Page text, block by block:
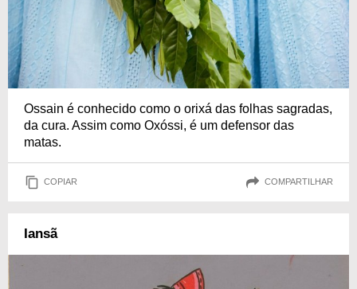
Ossain é conhecido como o orixá das folhas sagradas,
da cura. Assim como Oxóssi, é um defensor das
matas.
COPIAR COMPARTILHAR
Iansã